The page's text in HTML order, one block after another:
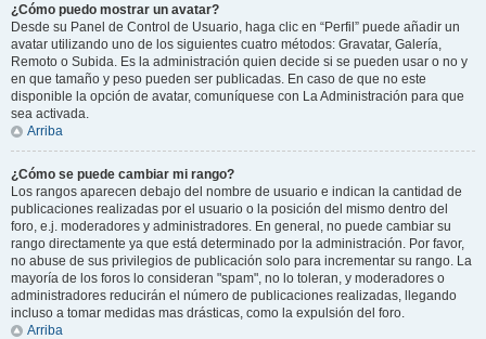
¿Cómo puedo mostrar un avatar?
Desde su Panel de Control de Usuario, haga clic en “Perfil” puede añadir un
avatar utilizando uno de los siguientes cuatro métodos: Gravatar, Galería,
Remoto o Subida. Es la administración quien decide si se pueden usar o no y
en que tamaño y peso pueden ser publicadas. En caso de que no este
disponible la opción de avatar, comuníquese con La Administración para que
sea activada.
Arriba
¿Cómo se puede cambiar mi rango?
Los rangos aparecen debajo del nombre de usuario e indican la cantidad de
publicaciones realizadas por el usuario o la posición del mismo dentro del
foro, e.j. moderadores y administradores. En general, no puede cambiar su
rango directamente ya que está determinado por la administración. Por favor,
no abuse de sus privilegios de publicación solo para incrementar su rango. La
mayoría de los foros lo consideran "spam", no lo toleran, y moderadores o
administradores reducirán el número de publicaciones realizadas, llegando
incluso a tomar medidas mas drásticas, como la expulsión del foro.
Arriba